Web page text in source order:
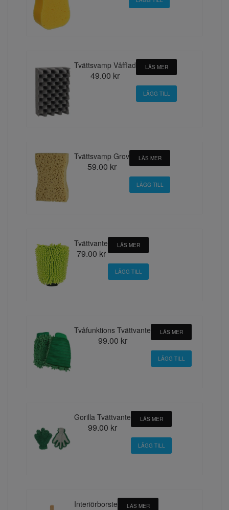
Tvättsvamp Våfflad
49.00 kr
LÄS MER
Tvättsvamp Grov
59.00 kr
LÄS MER
Tvättvante
79.00 kr
LÄS MER
Tvåfunktions Tvättvante
99.00 kr
LÄS MER
Gorilla Tvättvante
99.00 kr
LÄS MER
Interiörborste LÄS MER